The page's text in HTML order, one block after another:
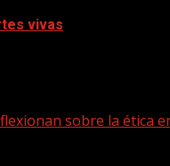
vivas
sobre la ética